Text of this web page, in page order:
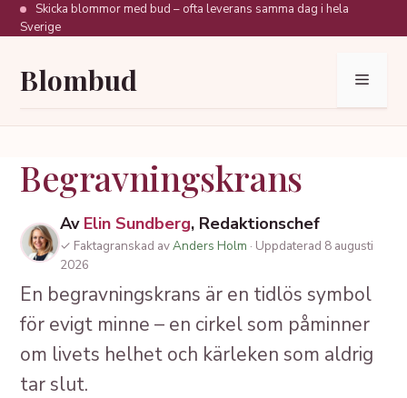
Hoppa
till
Skicka blommor med bud – ofta leverans samma dag i hela
Sverige
Blombud Meny
Begravningskrans
Av Elin Sundberg, Redaktionschef
✓ Faktagranskad avAnders Holm · Uppdaterad 8 augusti
2026
En begravningskrans är en tidlös symbol
för evigt minne – en cirkel som påminner
om livets helhet och kärleken som aldrig
tar slut.